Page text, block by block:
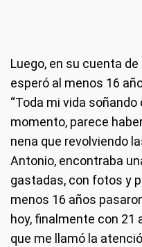
Luego, en su cuenta
esperó al menos 16
“Toda mi vida
momento, parece
nena que revolviendo
Antonio, encontraba
gastadas, con fotos y
menos 16 años
hoy, finalmente con
que me llamó la